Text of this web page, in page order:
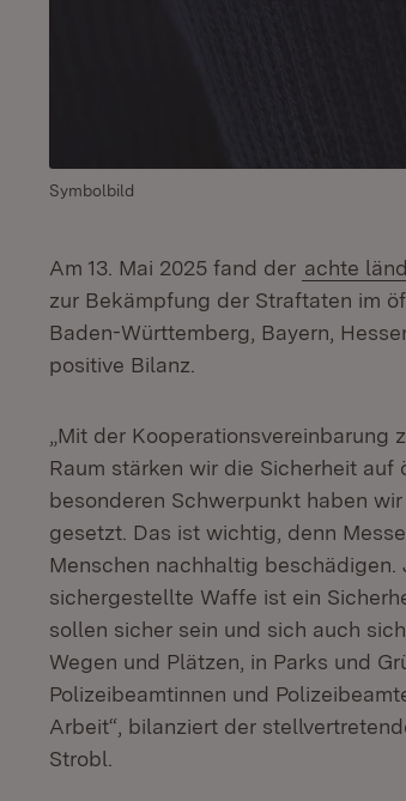
Symbolbild
Am 13. Mai 2025 fand der achte
zur Bekämpfung der Straftaten im
Baden-Württemberg, Bayern,
positive Bilanz.
„Mit der
Raum stärken wir die Sicherheit
besonderen Schwerpunkt haben
gesetzt. Das ist wichtig, denn
Menschen nachhaltig
sichergestellte Waffe ist ein
sollen sicher sein und sich auch
Wegen und Plätzen, in Parks und
Polizeibeamtinnen und
Arbeit“, bilanziert der
Strobl.